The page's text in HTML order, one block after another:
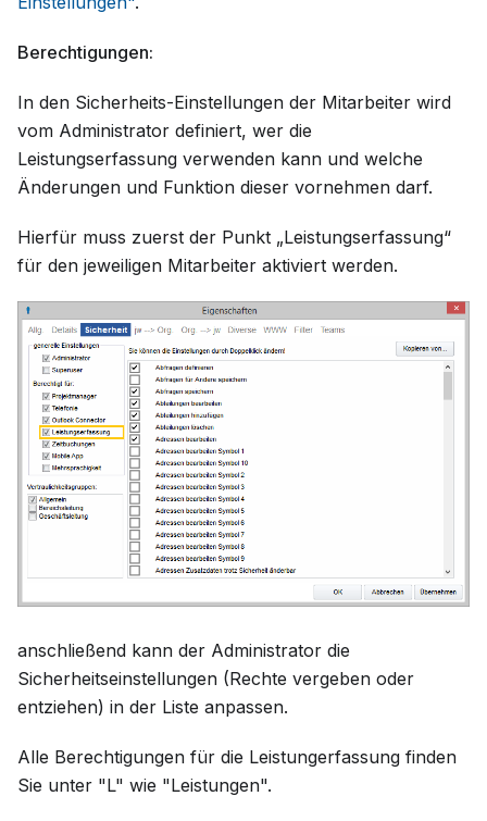
Berechtigungen:
In den Sicherheits-Einstellungen der Mitarbeiter wird
vom Administrator definiert, wer die
Leistungserfassung verwenden kann und welche
Änderungen und Funktion dieser vornehmen darf.
Hierfür muss zuerst der Punkt „Leistungserfassung“
für den jeweiligen Mitarbeiter aktiviert werden.
anschließend kann der Administrator die
Sicherheitseinstellungen (Rechte vergeben oder
entziehen) in der Liste anpassen.
Alle Berechtigungen für die Leistungerfassung finden
Sie unter "L" wie "Leistungen".